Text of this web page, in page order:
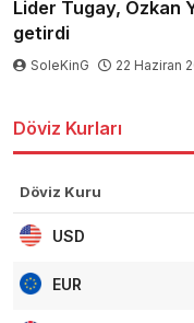
Lider Tugay, Özkan
getirdi
SoleKinG 22 Haziran
Döviz Kurları
Döviz Kuru
USD
EUR